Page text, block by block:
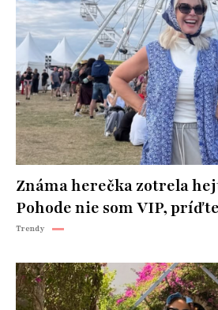
Známa herečka zotrela
Pohode nie som VIP,
Trendy